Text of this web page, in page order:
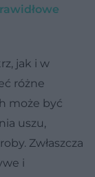
jak i w
różne
może być
uszu,
Zwłaszcza
i